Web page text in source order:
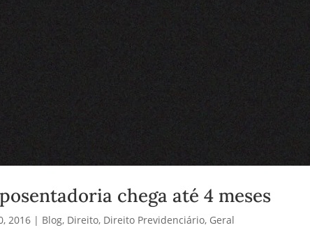
chega até 4 meses
2016 | Blog, Direito, Direito Previdenciário, Geral